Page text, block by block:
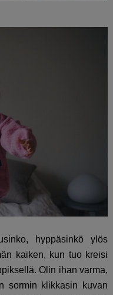
hyppäsinkö ylös
kaiken, kun tuo kreisi
Olin ihan varma,
sormin klikkasin kuvan